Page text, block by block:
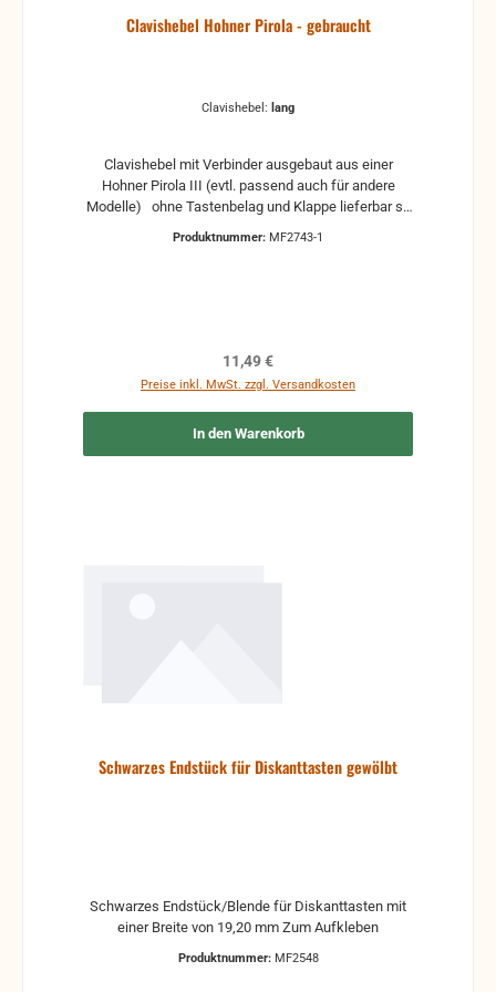
Clavishebel Hohner Pirola - gebraucht
Clavishebel: lang
Clavishebel mit Verbinder ausgebaut aus einer
Hohner Pirola III (evtl. passend auch für andere
Modelle) ohne Tastenbelag und Klappe lieferbar so
Produktnummer: MF2743-1
Regulärer Preis:
11,49 €
Preise inkl. MwSt. zzgl. Versandkosten
In den Warenkorb
Schwarzes Endstück für Diskanttasten gewölbt
Schwarzes Endstück/Blende für Diskanttasten mit
einer Breite von 19,20 mm Zum Aufkleben
Produktnummer: MF2548